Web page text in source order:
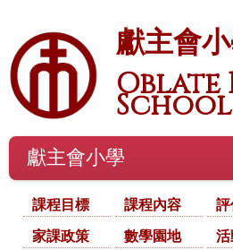
獻主會
Oblate
School
獻主會小學
課程目標 課程內容
家課政策
數學園地